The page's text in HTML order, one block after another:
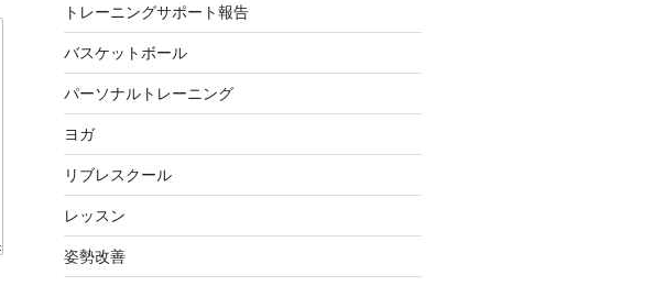
トレーニングサポート報告
バスケットボール
パーソナルトレーニング
ヨガ
リブレスクール
レッスン
姿勢改善